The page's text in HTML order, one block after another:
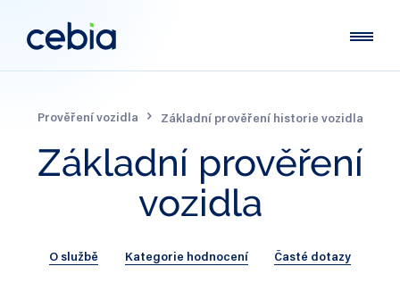
Prověření vozidla Základní prověření historie vozidla
Základní prověření
vozidla
O službě Kategorie hodnocení Časté dotazy